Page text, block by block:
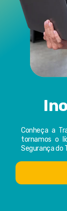
Conheça a
tornamos o
Segurança do